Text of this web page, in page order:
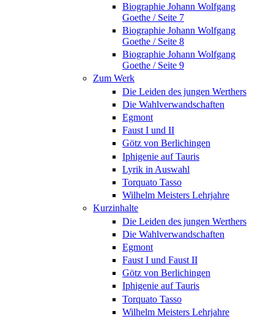
Biographie Johann Wolfgang
Goethe / Seite 7
Biographie Johann Wolfgang
Goethe / Seite 8
Biographie Johann Wolfgang
Goethe / Seite 9
Zum Werk
Die Leiden des jungen Werthers
Die Wahlverwandschaften
Egmont
Faust I und II
Götz von Berlichingen
Iphigenie auf Tauris
Lyrik in Auswahl
Torquato Tasso
Wilhelm Meisters Lehrjahre
Kurzinhalte
Die Leiden des jungen Werthers
Die Wahlverwandschaften
Egmont
Faust I und Faust II
Götz von Berlichingen
Iphigenie auf Tauris
Torquato Tasso
Wilhelm Meisters Lehrjahre